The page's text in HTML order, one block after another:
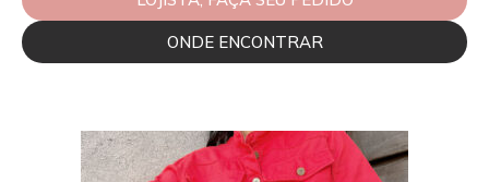
ONDE ENCONTRAR